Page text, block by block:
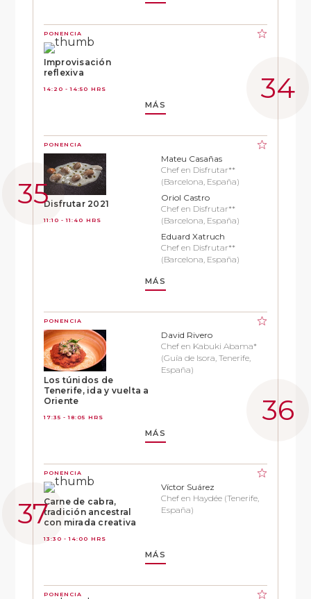
PONENCIA
Improvisación
reflexiva
14:20 - 14:50 HRS
MÁS
PONENCIA
Disfrutar 2021
11:10 - 11:40 HRS
Mateu Casañas
Chef en Disfrutar**
(Barcelona, España)
Oriol Castro
Chef en Disfrutar**
(Barcelona, España)
Eduard Xatruch
Chef en Disfrutar**
(Barcelona, España)
MÁS
PONENCIA
Los túnidos de
Tenerife, ida y vuelta a
Oriente
17:35 - 18:05 HRS
David Rivero
Chef en Kabuki Abama*
(Guía de Isora, Tenerife,
España)
MÁS
PONENCIA
Carne de cabra,
tradición ancestral
con mirada creativa
13:30 - 14:00 HRS
Víctor Suárez
Chef en Haydée (Tenerife,
España)
MÁS
PONENCIA